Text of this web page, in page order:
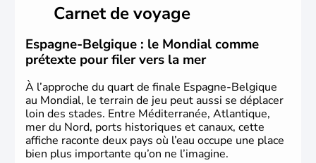
effectuée par Jules César : les Gaulois, les Aquitains et
les Belges. Décrite comme la nation la plus brave par le
général romain, la Belgique a été divisée en deux pays
jusqu'en 1795 : les Pays-Bas du Sud et la principauté de
Liège. Il faut attendre jusqu'en 1980 pour qu'elle
devienne un Etat fédéral reconnu par la constitution de
1993.
Carnet de voyage
Espagne-Belgique : le Mondial comme
prétexte pour filer vers la mer
À l’approche du quart de finale Espagne-Belgique
au Mondial, le terrain de jeu peut aussi se déplacer
loin des stades. Entre Méditerranée, Atlantique,
mer du Nord, ports historiques et canaux, cette
affiche raconte deux pays où l’eau occupe une place
bien plus importante qu’on ne l’imagine.